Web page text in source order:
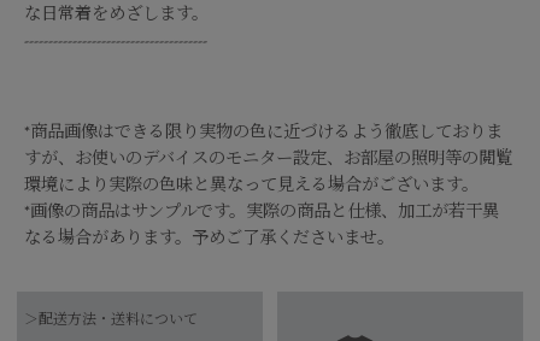
な日常着をめざします。
--------------------------------------
*商品画像はできる限り実物の色に近づけるよう徹底しておりま
すが、お使いのデバイスのモニター設定、お部屋の照明等の閲覧
環境により実際の色味と異なって見える場合がございます。
*画像の商品はサンプルです。実際の商品と仕様、加工が若干異
なる場合があります。予めご了承くださいませ。
＞配送方法・送料について